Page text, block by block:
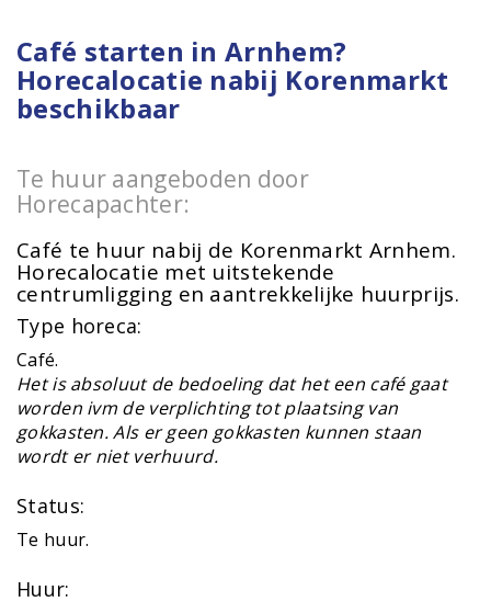
Café starten in Arnhem?
Horecalocatie nabij Korenmarkt
beschikbaar
Te huur aangeboden door
Horecapachter:
Café te huur nabij de Korenmarkt Arnhem.
Horecalocatie met uitstekende
centrumligging en aantrekkelijke huurprijs.
Type horeca:
Café.
Het is absoluut de bedoeling dat het een café gaat
worden ivm de verplichting tot plaatsing van
gokkasten. Als er geen gokkasten kunnen staan
wordt er niet verhuurd.
Status:
Te huur.
Huur: